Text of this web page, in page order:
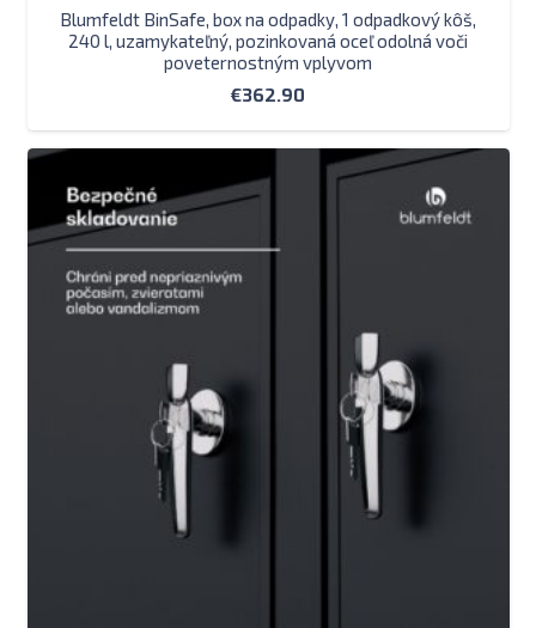
Blumfeldt BinSafe, box na odpadky, 1 odpadkový kôš,
240 l, uzamykateľný, pozinkovaná oceľ odolná voči
poveternostným vplyvom
€362.90